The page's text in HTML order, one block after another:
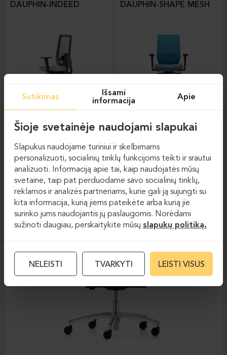
DAUPHIN-INDEED
Darbo kėdės
DAUPHIN-SHAPE MESH
Darbo kėdės
DAUPHIN-STILO
Sutikimas
Išsami
informacija
Apie
Šioje svetainėje naudojami slapukai
Slapukus naudojame turiniui ir skelbimams
personalizuoti, socialinių tinklų funkcijoms teikti ir srautui
analizuoti. Informaciją apie tai, kaip naudojatės mūsų
svetaine, taip pat perduodame savo socialinių tinklų,
reklamos ir analizės partneriams, kurie gali ją sujungti su
kita informacija, kurią jiems pateikėte arba kurią jie
surinko jums naudojantis jų paslaugomis. Norėdami
sužinoti daugiau, perskaitykite mūsų slapukų politiką.
NELEISTI TVARKYTI LEISTI VISUS